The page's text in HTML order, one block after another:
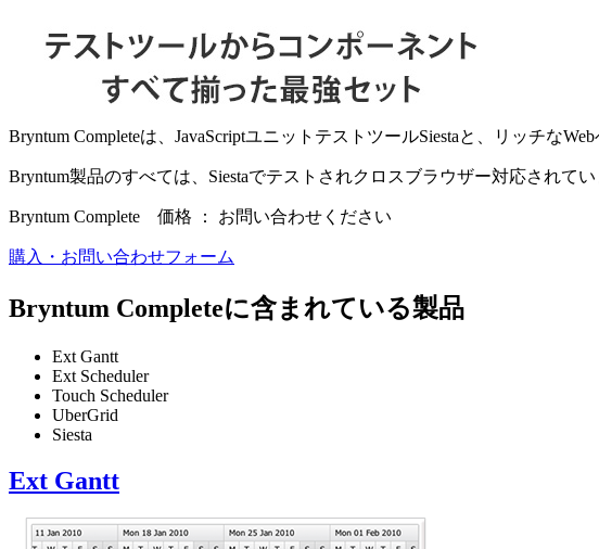
Bryntum Completeは、JavaScriptユニットテストツールSiestaと、リッチな
Bryntum製品のすべては、Siestaでテストされクロスブラウザー対応されて
Bryntum Complete 価格 ： お問い合わせください
購入・お問い合わせフォーム
Bryntum Completeに含まれている製品
Ext Gantt
Ext Scheduler
Touch Scheduler
UberGrid
Siesta
Ext Gantt